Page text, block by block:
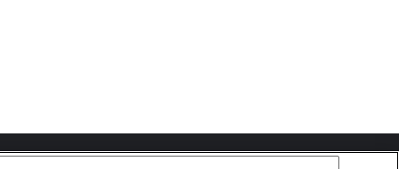
2026 Sony Corporation